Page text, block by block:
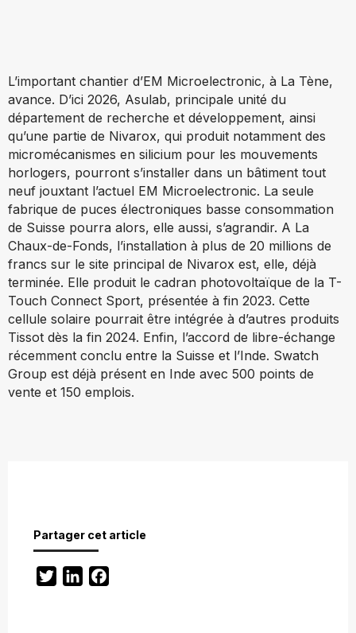
L’important chantier d’EM Microelectronic, à La Tène,
avance. D’ici 2026, Asulab, principale unité du
département de recherche et développement, ainsi
qu’une partie de Nivarox, qui produit notamment des
micromécanismes en silicium pour les mouvements
horlogers, pourront s’installer dans un bâtiment tout
neuf jouxtant l’actuel EM Microelectronic. La seule
fabrique de puces électroniques basse consommation
de Suisse pourra alors, elle aussi, s’agrandir. A La
Chaux-de-Fonds, l’installation à plus de 20 millions de
francs sur le site principal de Nivarox est, elle, déjà
terminée. Elle produit le cadran photovoltaïque de la T-
Touch Connect Sport, présentée à fin 2023. Cette
cellule solaire pourrait être intégrée à d’autres produits
Tissot dès la fin 2024. Enfin, l’accord de libre-échange
récemment conclu entre la Suisse et l’Inde. Swatch
Group est déjà présent en Inde avec 500 points de
vente et 150 emplois.
Partager cet article
TwitterLinkedIn